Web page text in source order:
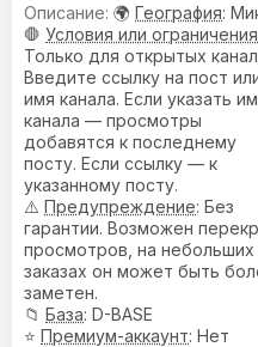
🌍 География:
🛑 Условия или ограничения
Только для открытых
Введите ссылку на пост
имя канала. Если указать
канала — просмотры
добавятся к последнему
посту. Если ссылку — к
указанному посту.
⚠️ Предупреждениe: Без
гарантии. Возможен
просмотров, на небольших
заказах он может быть
заметен.
📁 База: D-BASE
⭐ Премиум-аккаунт: Нет